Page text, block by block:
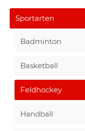
Sportarten
Badminton
Basketball
Feldhockey
Handball